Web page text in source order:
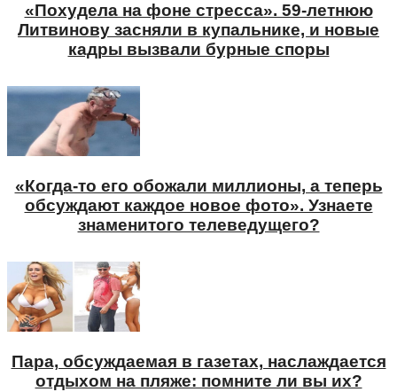
«Похудела на фоне стресса». 59-летнюю
Литвинову засняли в купальнике, и новые
кадры вызвали бурные споры
«Когда-то его обожали миллионы, а теперь
обсуждают каждое новое фото». Узнаете
знаменитого телеведущего?
Пара, обсуждаемая в газетах, наслаждается
отдыхом на пляже: помните ли вы их?